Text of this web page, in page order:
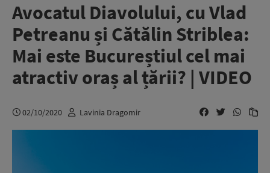
Avocatul Diavolului, cu Vlad
Petreanu și Cătălin Striblea:
Mai este Bucureștiul cel mai
atractiv oraș al țării? | VIDEO
02/10/2020 Lavinia Dragomir